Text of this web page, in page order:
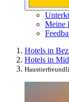
Meine
Hotels in
Hotels in